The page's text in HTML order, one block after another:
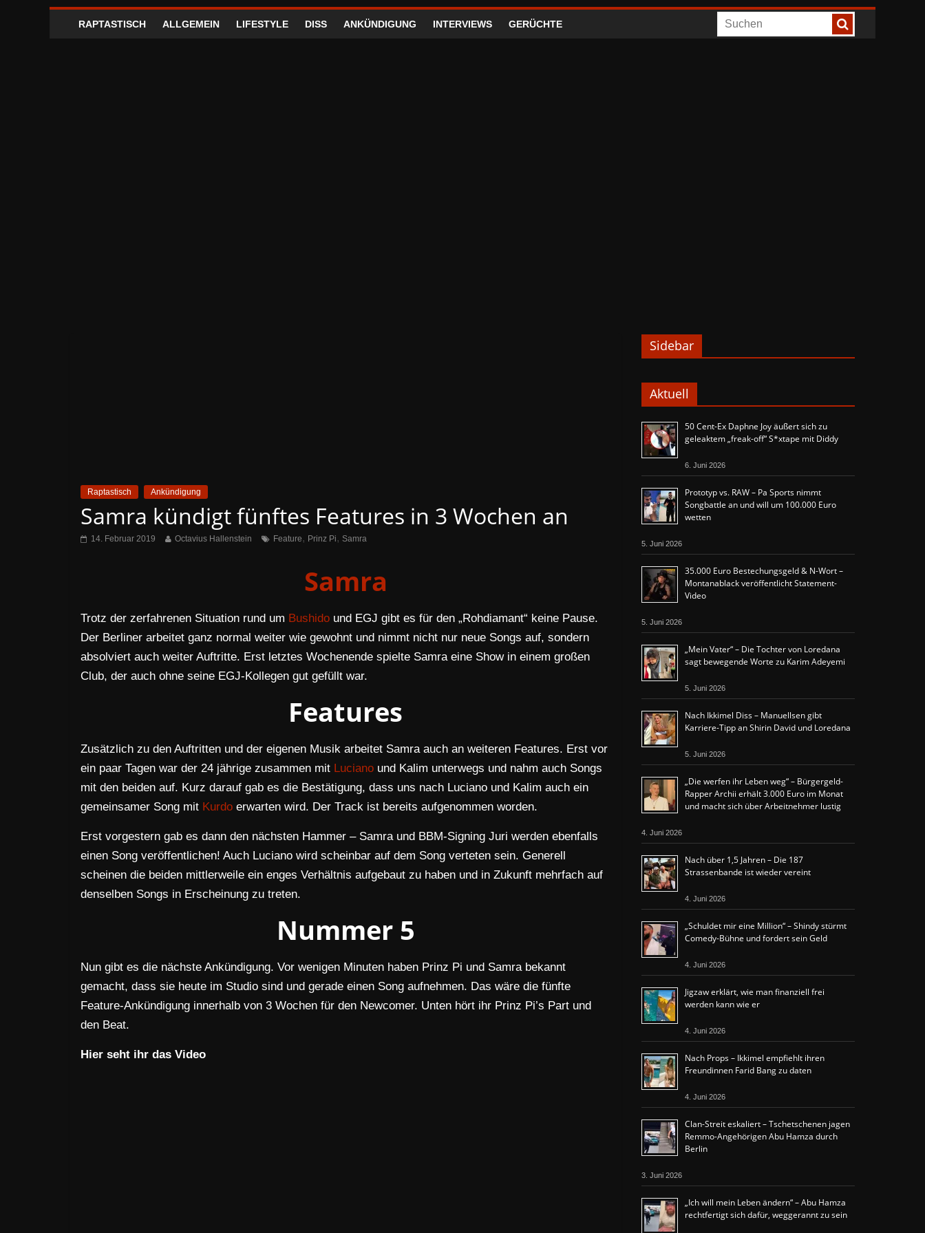
RAPTASTISCH ALLGEMEIN LIFESTYLE DISS ANKÜNDIGUNG INTERVIEWS GERÜCHTE
Raptastisch Ankündigung
Samra kündigt fünftes Features in 3 Wochen an
14. Februar 2019 Octavius Hallenstein Feature, Prinz Pi, Samra
Samra
Trotz der zerfahrenen Situation rund um Bushido und EGJ gibt es für den „Rohdiamant“ keine Pause.
Der Berliner arbeitet ganz normal weiter wie gewohnt und nimmt nicht nur neue Songs auf, sondern
absolviert auch weiter Auftritte. Erst letztes Wochenende spielte Samra eine Show in einem großen
Club, der auch ohne seine EGJ-Kollegen gut gefüllt war.
Features
Zusätzlich zu den Auftritten und der eigenen Musik arbeitet Samra auch an weiteren Features. Erst vor
ein paar Tagen war der 24 jährige zusammen mit Luciano und Kalim unterwegs und nahm auch Songs
mit den beiden auf. Kurz darauf gab es die Bestätigung, dass uns nach Luciano und Kalim auch ein
gemeinsamer Song mit Kurdo erwarten wird. Der Track ist bereits aufgenommen worden.
Erst vorgestern gab es dann den nächsten Hammer – Samra und BBM-Signing Juri werden ebenfalls
einen Song veröffentlichen! Auch Luciano wird scheinbar auf dem Song verteten sein. Generell
scheinen die beiden mittlerweile ein enges Verhältnis aufgebaut zu haben und in Zukunft mehrfach auf
denselben Songs in Erscheinung zu treten.
Nummer 5
Nun gibt es die nächste Ankündigung. Vor wenigen Minuten haben Prinz Pi und Samra bekannt
gemacht, dass sie heute im Studio sind und gerade einen Song aufnehmen. Das wäre die fünfte
Feature-Ankündigung innerhalb von 3 Wochen für den Newcomer. Unten hört ihr Prinz Pi’s Part und
den Beat.
Hier seht ihr das Video
Sidebar
Aktuell
50 Cent-Ex Daphne Joy äußert sich zu
geleaktem „freak-off“ S*xtape mit Diddy
6. Juni 2026
Prototyp vs. RAW – Pa Sports nimmt
Songbattle an und will um 100.000 Euro
wetten
5. Juni 2026
35.000 Euro Bestechungsgeld & N-Wort –
Montanablack veröffentlicht Statement-
Video
5. Juni 2026
„Mein Vater“ – Die Tochter von Loredana
sagt bewegende Worte zu Karim Adeyemi
5. Juni 2026
Nach Ikkimel Diss – Manuellsen gibt
Karriere-Tipp an Shirin David und Loredana
5. Juni 2026
„Die werfen ihr Leben weg“ – Bürgergeld-
Rapper Archii erhält 3.000 Euro im Monat
und macht sich über Arbeitnehmer lustig
4. Juni 2026
Nach über 1,5 Jahren – Die 187
Strassenbande ist wieder vereint
4. Juni 2026
„Schuldet mir eine Million“ – Shindy stürmt
Comedy-Bühne und fordert sein Geld
4. Juni 2026
Jigzaw erklärt, wie man finanziell frei
werden kann wie er
4. Juni 2026
Nach Props – Ikkimel empfiehlt ihren
Freundinnen Farid Bang zu daten
4. Juni 2026
Clan-Streit eskaliert – Tschetschenen jagen
Remmo-Angehörigen Abu Hamza durch
Berlin
3. Juni 2026
„Ich will mein Leben ändern“ – Abu Hamza
rechtfertigt sich dafür, weggerannt zu sein